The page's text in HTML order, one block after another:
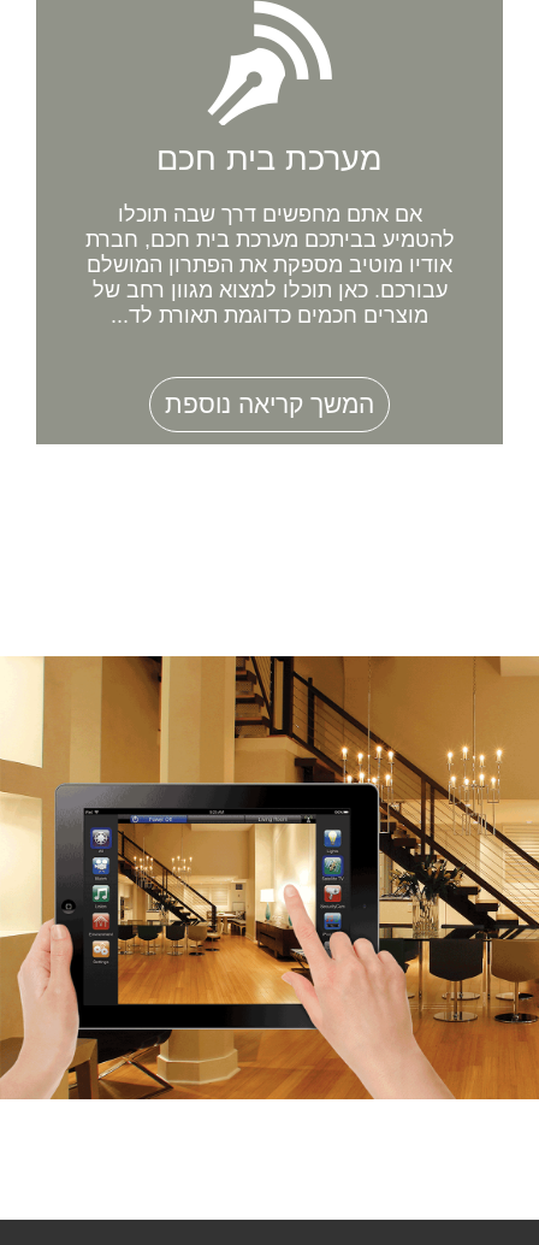
מערכת בית חכם
אם אתם מחפשים דרך שבה תוכלו
להטמיע בביתכם מערכת בית חכם, חברת
אודיו מוטיב מספקת את הפתרון המושלם
עבורכם. כאן תוכלו למצוא מגוון רחב של
מוצרים חכמים כדוגמת תאורת לד...
המשך קריאה נוספת